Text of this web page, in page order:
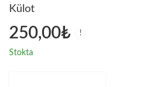
Külot
250,00₺
Stokta